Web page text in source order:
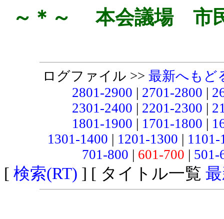
～＊～ 本会議場 市
ログファイル >> 最新へもど
2801-2900 | 2701-2800 |
2301-2400 | 2201-2300 |
1801-1900 | 1701-1800 |
1301-1400 | 1201-1300 |
701-800 | 601-700 |
[ 検索(RT) ] [ タイトル一覧